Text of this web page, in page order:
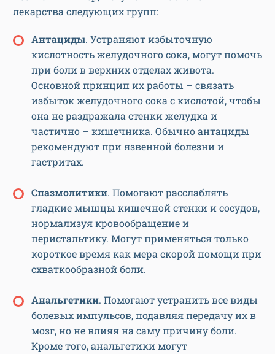
лекарства следующих групп:
Антациды. Устраняют избыточную
кислотность желудочного сока, могут помочь
при боли в верхних отделах живота.
Основной принцип их работы – связать
избыток желудочного сока с кислотой, чтобы
она не раздражала стенки желудка и
частично – кишечника. Обычно антациды
рекомендуют при язвенной болезни и
гастритах.
Спазмолитики. Помогают расслаблять
гладкие мышцы кишечной стенки и сосудов,
нормализуя кровообращение и
перистальтику. Могут применяться только
короткое время как мера скорой помощи при
схваткообразной боли.
Анальгетики. Помогают устранить все виды
болевых импульсов, подавляя передачу их в
мозг, но не влияя на саму причину боли.
Кроме того, анальгетики могут